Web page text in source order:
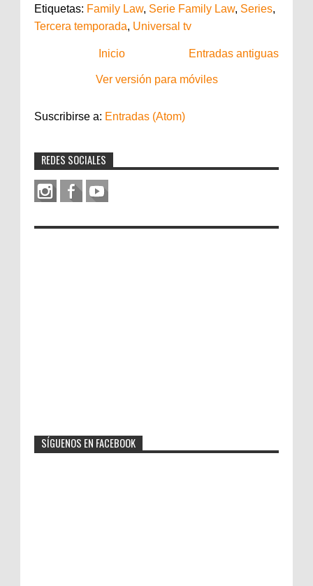
Etiquetas: Family Law, Serie Family Law, Series,
Tercera temporada, Universal tv
Entradas antiguas
Inicio
Ver versión para móviles
Suscribirse a: Entradas (Atom)
REDES SOCIALES
SÍGUENOS EN FACEBOOK